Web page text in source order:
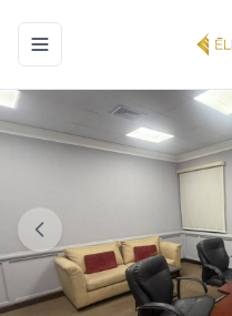
Toggle navigation menu